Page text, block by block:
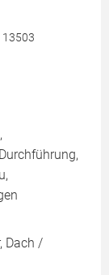
13503
Dach /